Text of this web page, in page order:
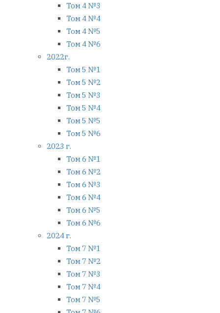
Том 4 №3
Том 4 №4
Том 4 №5
Том 4 №6
2022г.
Том 5 №1
Том 5 №2
Том 5 №3
Том 5 №4
Том 5 №5
Том 5 №6
2023 г.
Том 6 №1
Том 6 №2
Том 6 №3
Том 6 №4
Том 6 №5
Том 6 №6
2024 г.
Том 7 №1
Том 7 №2
Том 7 №3
Том 7 №4
Том 7 №5